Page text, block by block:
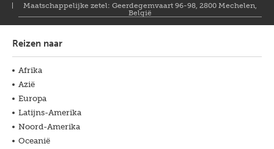
Maatschappelijke zetel: Geerdegemvaart 96-98, 2800 Mechelen,
België
Reizen naar
Afrika
Azië
Europa
Latijns-Amerika
Noord-Amerika
Oceanië